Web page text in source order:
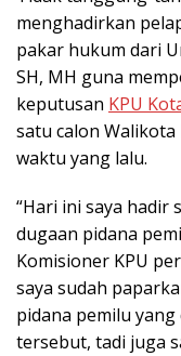
menghadirkan
pakar hukum dari
SH, MH guna
keputusan KPU
satu calon
waktu yang lalu.
“Hari ini saya hadir
dugaan pidana
Komisioner KPU
saya sudah
pidana pemilu
tersebut, tadi juga